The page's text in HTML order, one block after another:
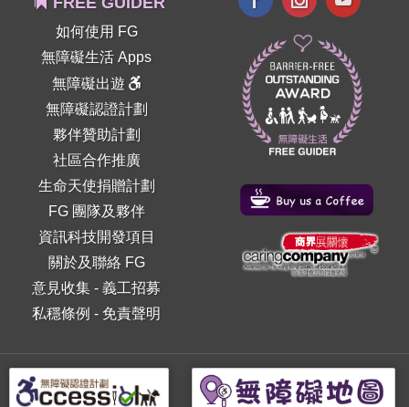
如何使用 FG
無障礙生活 Apps
無障礙出遊
無障礙認證計劃
夥伴贊助計劃
社區合作推廣
生命天使捐贈計劃
FG 團隊及夥伴
資訊科技開發項目
關於及聯絡 FG
意見收集 -義工招募
私穩條例 - 免責聲明